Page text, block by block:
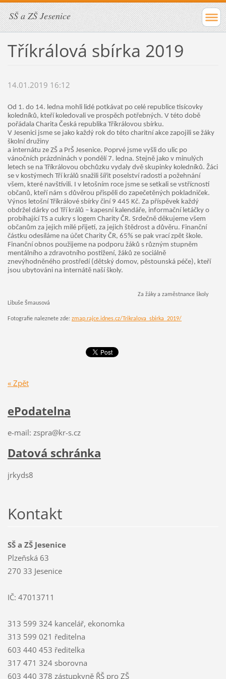
SŠ a ZŠ Jesenice
Tříkrálová sbírka 2019
14.01.2019 16:12
Od 1. do 14. ledna mohli lidé potkávat po celé republice tisícovky
koledníků, kteří koledovali ve prospěch potřebných. V této době
pořádala Charita Česká republika Tříkrálovou sbírku.
V Jesenici jsme se jako každý rok do této charitní akce zapojili se žáky
školní družiny
a internátu ze ZŠ a PrŠ Jesenice. Poprvé jsme vyšli do ulic po
vánočních prázdninách v pondělí 7. ledna. Stejně jako v minulých
letech se na Tříkrálovou obchůzku vydaly dvě skupinky koledníků. Žáci
se v kostýmech Tří králů snažili šířit poselství radosti a požehnání
všem, které navštívili. I v letošním roce jsme se setkali se vstřícností
občanů, kteří nám s důvěrou přispěli do zapečetěných pokladniček.
Výnos letošní Tříkrálové sbírky činí 9 445 Kč. Za příspěvek každý
obdržel dárky od Tří králů – kapesní kalendáře, informační letáčky o
probíhající TS a cukry s logem Charity ČR. Srdečně děkujeme všem
občanům za jejich milé přijetí, za jejich štědrost a důvěru. Finanční
částku odesíláme na účet Charity ČR, 65% se pak vrací zpět škole.
Finanční obnos použijeme na podporu žáků s různým stupněm
mentálního a zdravotního postižení, žáků ze sociálně
znevýhodněného prostředí (dětský domov, pěstounská péče), kteří
jsou ubytováni na internátě naší školy.
Za žáky a zaměstnance školy
Libuše Šmausová
Fotografie naleznete zde: zmap.rajce.idnes.cz/Trikralova_sbirka_2019/
« Zpět
ePodatelna
e-mail: zspra@kr-s.cz
Datová schránka
jrkyds8
Kontakt
SŠ a ZŠ Jesenice
Plzeňská 63
270 33 Jesenice
IČ: 47013711
313 599 324 kancelář, ekonomka
313 599 021 ředitelna
603 440 453 ředitelka
317 471 324 sborovna
603 440 378 zástupkyně ŘŠ pro ZŠ